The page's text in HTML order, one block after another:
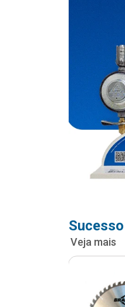
Veja mais